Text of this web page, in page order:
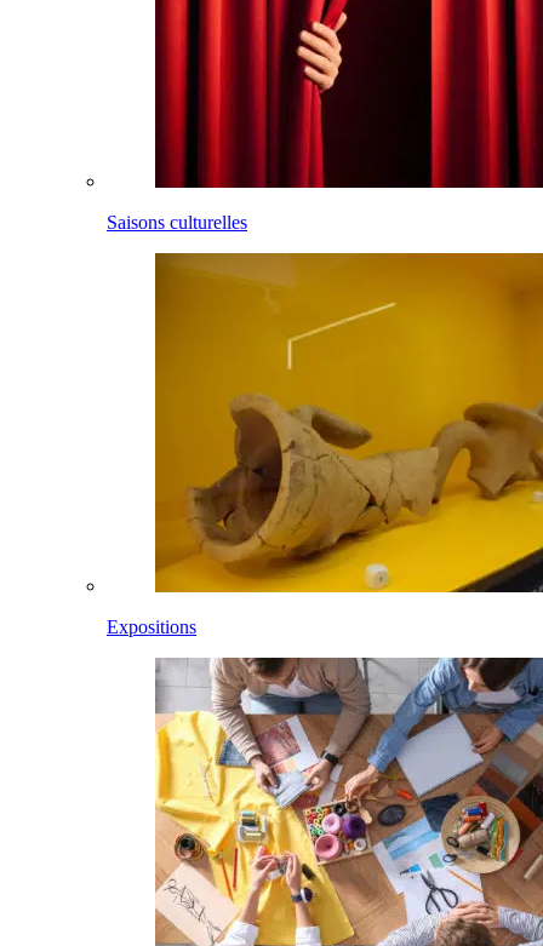
Saisons culturelles
Expositions